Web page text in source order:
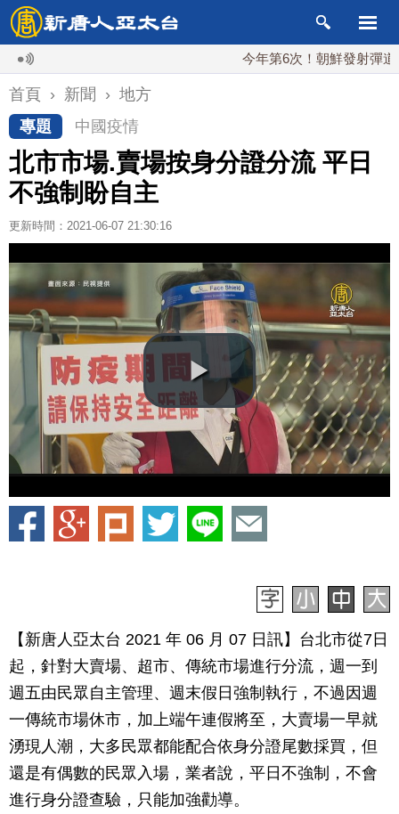
今年第6次！朝鮮發射彈道導彈
首頁 › 新聞 › 地方
專題
中國疫情
北市市場.賣場按身分證分流 平日
不強制盼自主
更新時間：2021-06-07 21:30:16
【新唐人亞太台 2021 年 06 月 07 日訊】台北市從7日
起，針對大賣場、超市、傳統市場進行分流，週一到
週五由民眾自主管理、週末假日強制執行，不過因週
一傳統市場休市，加上端午連假將至，大賣場一早就
湧現人潮，大多民眾都能配合依身分證尾數採買，但
還是有偶數的民眾入場，業者說，平日不強制，不會
進行身分證查驗，只能加強勸導。